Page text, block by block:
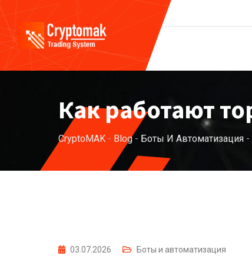
Как работают
CryptoMAK - Blog- Боты И Автоматизация -
03.07.2026 Боты и автоматизация